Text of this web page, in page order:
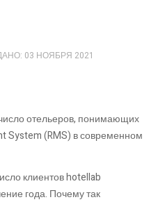
03 НОЯБРЯ 2021
отельеров, понимающих
System (RMS) в современном
клиентов hotellab
года. Почему так